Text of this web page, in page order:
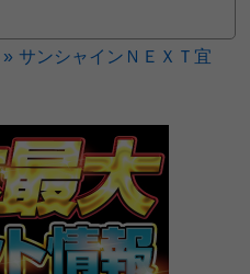
» サンシャインＮＥＸＴ宜